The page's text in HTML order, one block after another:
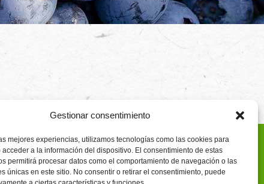
Gestionar consentimiento
mejores experiencias, utilizamos tecnologías como las cookies para
acceder a la información del dispositivo. El consentimiento de estas
permitirá procesar datos como el comportamiento de navegación o las
únicas en este sitio. No consentir o retirar el consentimiento, puede